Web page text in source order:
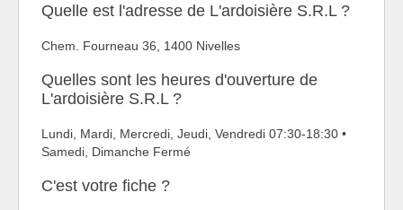
Quelle est l'adresse de L'ardoisière S.R.L ?
Chem. Fourneau 36, 1400 Nivelles
Quelles sont les heures d'ouverture de
L'ardoisière S.R.L ?
Lundi, Mardi, Mercredi, Jeudi, Vendredi 07:30-18:30 •
Samedi, Dimanche Fermé
C'est votre fiche ?